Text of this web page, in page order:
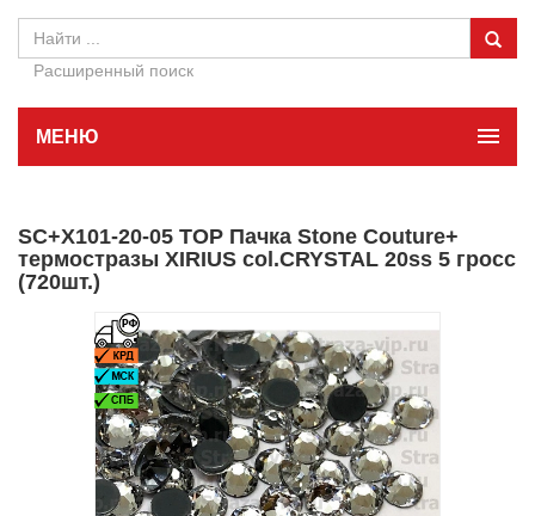
Расширенный поиск
МЕНЮ
SC+X101-20-05 TOP Пачка Stone Couture+
термостразы XIRIUS col.CRYSTAL 20ss 5 гросс
(720шт.)